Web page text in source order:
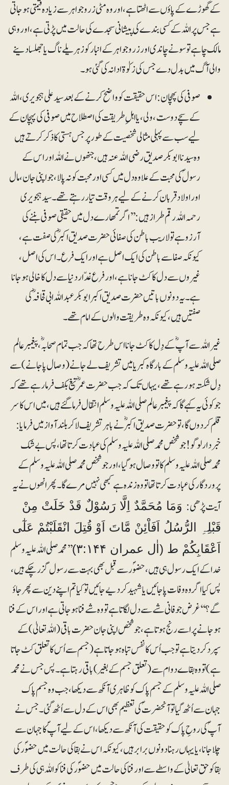
کے گھوڑے کے پاؤں سے اٹھتا ہے، اور وہ مٹی زروجواہر سے زیادہ قیمتی ہوجاتی
ہے جس پر اللہ کے کسی بندے کی پیشانی سجدے کی حالت میں پڑتی ہے، اور وہی
مالک چاہے تو سونے چاندی اور زروجواہر کے انبار کو زہریلے ناگ یا جھلسا دینے
والی آگ میں بدل دے جس کی زکوٰۃ ادا نہ کی گئی ہو۔
صوفی کی پھچان: اس حقیقت کو واضح کرنے کے بعد سید علی ہجویری، اللہ
کے سچے دوست، ولی، یا اہلِ طریقت کی اصطلاح میں صوفی کی پہچان کے
لیے سب سے پہلی مثالی شخصیت کے طور پر جس ہستی کا ذکر کرتے ہیں
وہ سیدنا ابوبکر صدیق رضی اللہ عنہ ہیں، جنھوں نے اللہ اور اس کے
رسولؐ کی محبت کے علاوہ دل میں کسی اور محبت کو نہ پالا، جو اپنی جان، مال
اور اولاد قربان کرنے کے لیے ہر وقت تیار رہتے تھے۔ سید ہجویری
رحمہ اللہ رقم طراز ہیں: ’’اگر تمھارے دل میں حقیقی صوفی بننے کی
آرزو ہے تو لاریب باطن کی صفائی حضرت صدیق اکبر ؓ کی صفت ہے،
کیونکہ صفا سے باطن کی ایک اصل ہے اور ایک فرع۔ اس کی اصل،
غیروں سے دل کا کٹ جانا ہے، اور فرع غدّار دنیا سے دل کا خالی ہوجانا
ہے۔ یہ دونوں باتیں حضرت صدیق اکبر ابوبکر عبداللہ ابی قحافہ ؓ کی
صفتیں ہیں، کیونکہ وہ طریقت والوں کے امام تھے۔
غیر اللہ سے آپؓ کے دِل کا کٹ جانا اس طرح تھا کہ جب تمام صحابہؓ، پیغمبر عالم
صلی اللہ علیہ وسلم کے بارگاہ کبریا میں تشریف لے جانے (وصال پاجانے) سے
دِل شکستہ ہو رہے تھے، یہاں تک کہ جب حضرت عمر ؓ تیغ بکف فرما رہے تھے کہ
جو کوئی یہ کہے گا کہ پیغمبر عالم صلی اللہ علیہ وسلم انتقال فرماگئے ہیں، میں اس کا سر
قلم کردوں گا، توحضرت صدیق اکبرؓ نے باہر تشریف لاکر بلند آواز میں فرمایا:
خبردار لوگو! جو شخص محمدصلی اللہ علیہ وسلم کی عبادت کرتا تھا، پس بے شک
محمدصلی اللہ علیہ وسلم کا تو وصال ہوگیا، اور جو شخص محمد صلی اللہ علیہ وسلم کے
پروردگار کی عبادت کرتا تھا تو وہ زندہ ہے کبھی نہیں مرے گا۔ پھر انھوں نے یہ
آیت پڑھی:وَمَا مُحَمَّدٌ اِلَّا رَسُوْلٌ قَدْ خَلَتْ مِنْ
قَبْلِہِ الرُّسُلُ اَفَاْئِنْ مَّاتَ اَوْ قُتِلَ انْقَلَبْتُمْ عَلٰٓی
اَعْقَابِکُمْ ط (اٰل عمران ۳:۱۴۴)
’’محمد صلی اللہ علیہ وسلم
خدا کے ایک رسول ہی ہیں، حضوؐرسے قبل بھی بہت سے رسول گزر چکے ہیں،
پس کیا اگر وہ وفات پاجائیں یا شہید کردیے جائیں تو کیا تم اپنے دین سے پھر جاؤ
گے؟‘‘ غرض جو فانی شے سے دل لگاتا ہے تو وہ شے فنا ہوجاتی ہے اور اس کے فنا
ہوجانے پر اسے رنج ہوتا ہے، جو شخص اپنی جان حضرت باقی (اللہ تعالیٰ) کے
سپرد کردیتا ہے تو جب اُس کا نفس تباہ ہوجاتا ہے (جسم سے اُس کا تعلق کٹ جاتا
ہے) تو وہ بقاے دوام سے (تعلق جسم کے بغیر) باقی رہتا ہے۔ پس جس نے محمد
صلی اللہ علیہ وسلم کے جسم پاک کو ظاہری آنکھ سے دیکھا، جب وہ جسم پاک
جہان سے اُٹھ گیا تو آنحضرتؐ کی تعظیم بھی اس کے دل سے اُٹھ گئی۔ جس نے
آپؐ کی روحِ پاک کو حقیقت کی آنکھ سے دیکھا، اس کے لیے آپؐ کا جہان سے
چلا جانا، یا یہاں رہنا دونوں برابر ہیں، کیونکہ اس نے بقا کی حالت میں حضوؐر کی
بقا کو حق تعالیٰ کے واسطے سے اور فنا کی حالت میں حضوؐر کی فنا کو اللہ ہی کی طرف